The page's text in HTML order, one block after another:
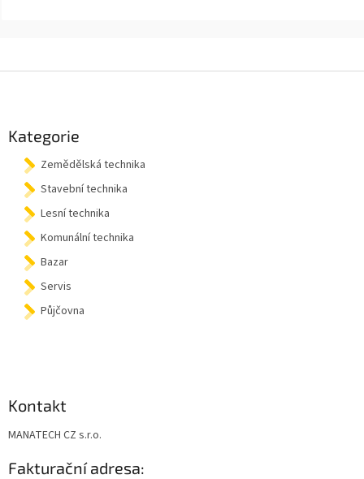
Kategorie
Zemědělská technika
Stavební technika
Lesní technika
Komunální technika
Bazar
Servis
Půjčovna
Kontakt
MANATECH CZ s.r.o.
Fakturační adresa: